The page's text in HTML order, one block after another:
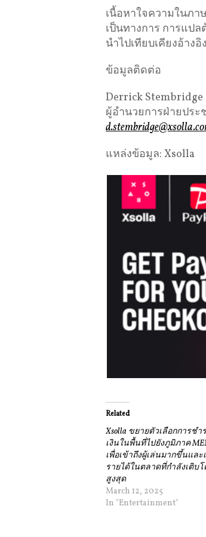
เนื้อหาใจความในภ
เป็นทางการ การแป
นำไปเทียบเคียงอ้าง
ข้อมูลติดต่อ
Derrick Stembridge
ผู้อำนวยการฝ่ายปร
แหล่งข้อมูล: Xsolla
Related
Xsolla ขยายตัวเลือกการชำ
เงินในพื้นที่ไปยังภูมิภาค
เพื่อเข้าถึงผู้เล่นมากขึ้นและ
รายได้ในตลาดที่กำลังเติบโ
สูงสุด
March 12, 2025
In "Entertainment"